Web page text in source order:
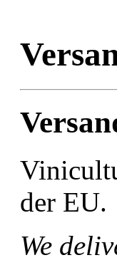
der EU.
We